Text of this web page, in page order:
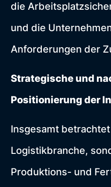
die
und die
Anforderungen der
Strategische und
Positionierung der
Insgesamt
Logistikbranche,
Produktions- und